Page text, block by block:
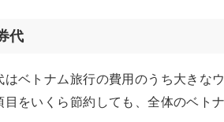
代
はベトナム旅行の費用のうち大きな
目をいくら節約しても、全体のベト